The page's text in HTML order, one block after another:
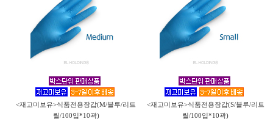
<재고미보유>식품전용장갑(M/블루/리트
릴/100입*10곽)
<재고미보유>식품전용장갑(S/블루/리트
릴/100입*10곽)